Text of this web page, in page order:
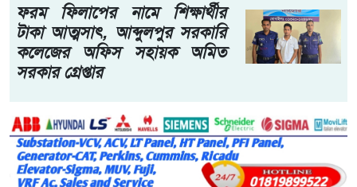
ফরম ফিলাপের নামে শিক্ষার্থীর
টাকা আত্মসাৎ, আব্দুলপুর সরকারি
কলেজের অফিস সহায়ক অমিত
সরকার গ্রেপ্তার